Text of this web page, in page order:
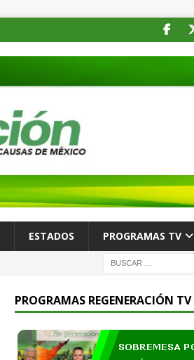
ESTADOS PROGRAMAS TV
PROGRAMAS REGENERACIÓN TV